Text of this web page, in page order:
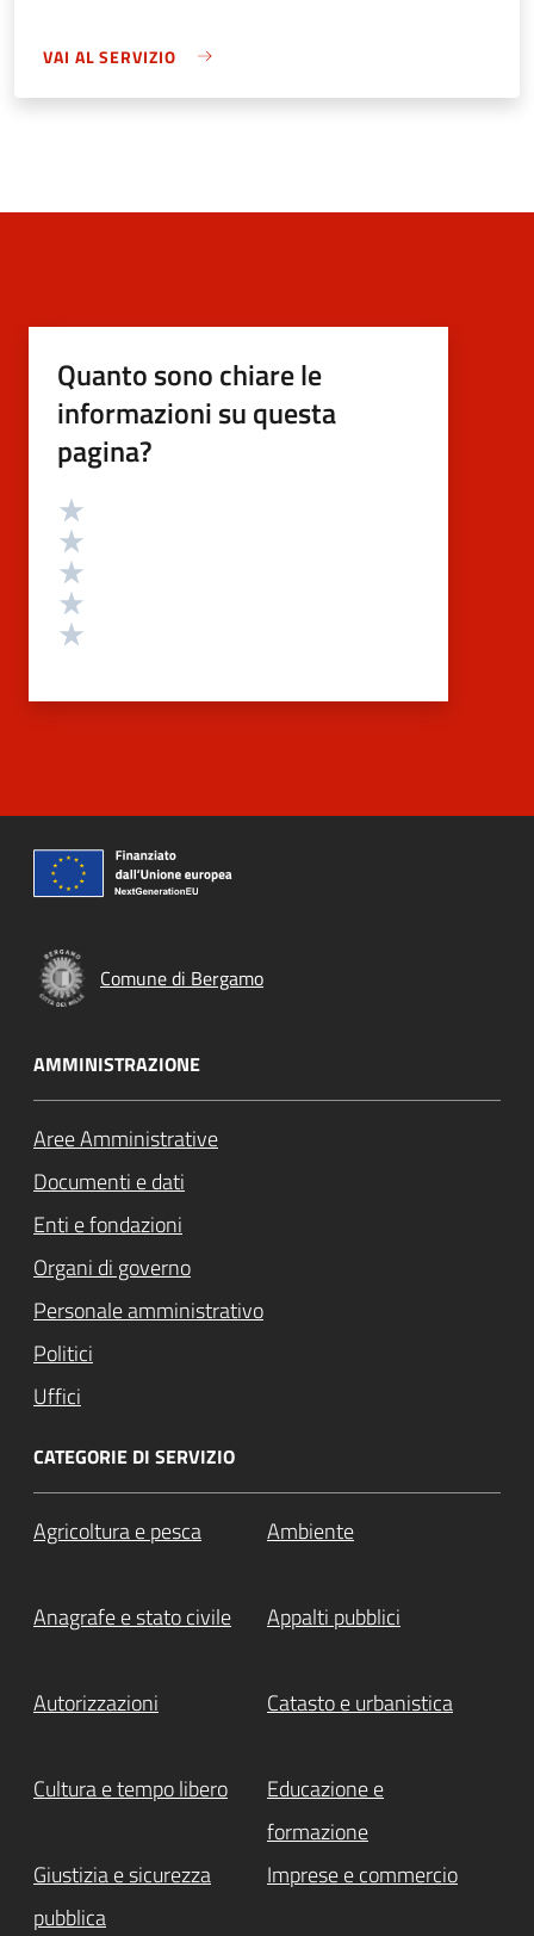
VAI AL SERVIZIO
Quanto sono chiare le
informazioni su questa
pagina?
Valutazione
Comune di Bergamo
AMMINISTRAZIONE
Aree Amministrative
Documenti e dati
Enti e fondazioni
Organi di governo
Personale amministrativo
Politici
Uffici
CATEGORIE DI SERVIZIO
Agricoltura e pesca Ambiente
Anagrafe e stato civile Appalti pubblici
Autorizzazioni Catasto e urbanistica
Cultura e tempo libero
Educazione e
formazione
Giustizia e sicurezza
pubblica
Imprese e commercio